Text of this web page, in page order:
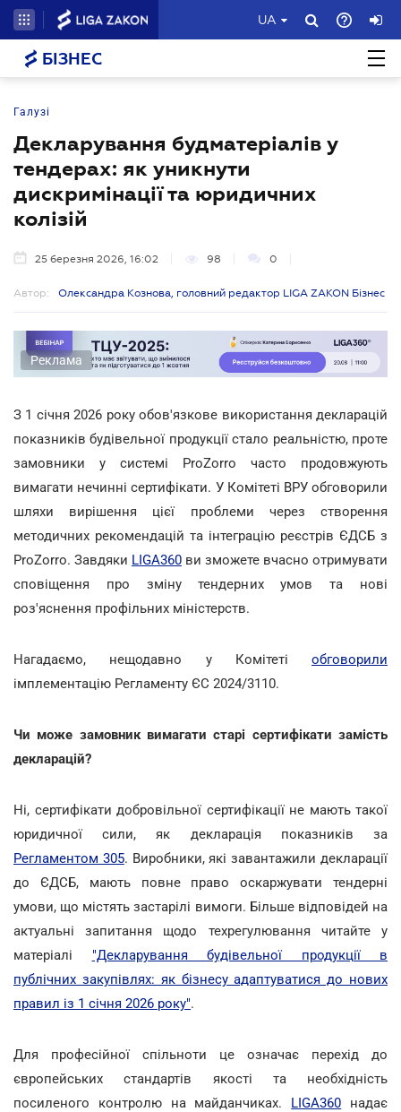
UA
БІЗНЕС
Галузі
Декларування будматеріалів у
тендерах: як уникнути
дискримінації та юридичних
колізій
25 березня 2026, 16:02 98 0
Автор: Олександра Кознова, головний редактор LIGA ZAKON Бізнес
Реклама
З 1 січня 2026 року обов'язкове використання декларацій
показників будівельної продукції стало реальністю, проте
замовники у системі ProZorro часто продовжують
вимагати нечинні сертифікати. У Комітеті ВРУ обговорили
шляхи вирішення цієї проблеми через створення
методичних рекомендацій та інтеграцію реєстрів ЄДСБ з
ProZorro. Завдяки LIGA360 ви зможете вчасно отримувати
сповіщення про зміну тендерних умов та нові
роз'яснення профільних міністерств.
Нагадаємо, нещодавно у Комітеті обговорили
імплементацію Регламенту ЄС 2024/3110.
Чи може замовник вимагати старі сертифікати замість
декларацій?
Ні, сертифікати добровільної сертифікації не мають такої
юридичної сили, як декларація показників за
Регламентом 305. Виробники, які завантажили декларації
до ЄДСБ, мають повне право оскаржувати тендерні
умови, що містять застарілі вимоги. Більше відповідей на
актуальні запитання щодо техрегулювання читайте у
матеріалі "Декларування будівельної продукції в
публічних закупівлях: як бізнесу адаптуватися до нових
правил із 1 січня 2026 року".
Для професійної спільноти це означає перехід до
європейських стандартів якості та необхідність
посиленого контролю на майданчиках. LIGA360 надає